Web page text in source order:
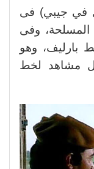
في جيبي) فى
المسلحة، وفى
بارليف، وهو
مشاهد لخط